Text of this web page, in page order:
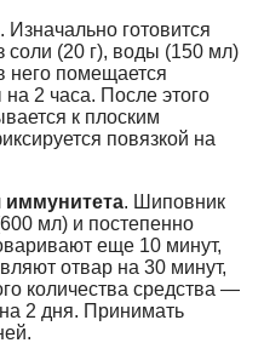
. Изначально готовится
соли (20 г), воды (150 мл)
него помещается
2 часа. После этого
к плоским
повязкой на
. Шиповник
мл) и постепенно
еще 10 минут,
отвар на 30 минут,
количества средства —
2 дня. Принимать